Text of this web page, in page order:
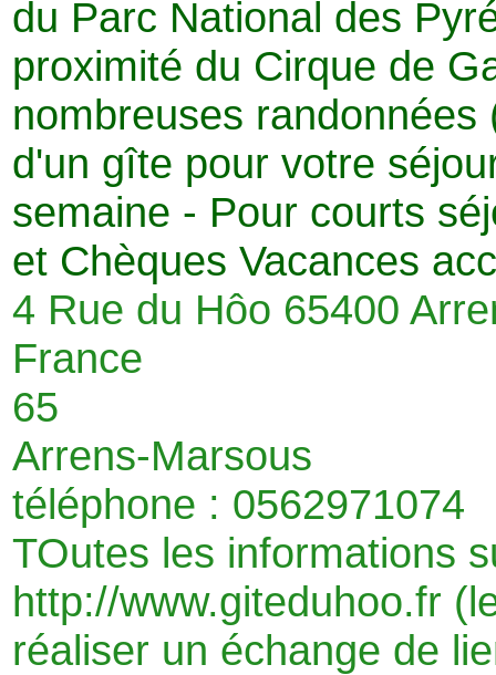
du Parc National des
proximité du Cirque de
nombreuses
d'un gîte pour votre
semaine - Pour courts
et Chèques Vacances
4 Rue du Hôo 65400
France
65
Arrens-Marsous
téléphone : 0562971074
TOutes les informations
http://www.giteduhoo.fr
réaliser un échange de